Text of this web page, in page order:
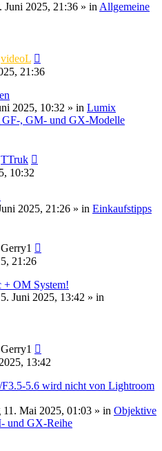
Juni 2025, 21:36 » in Allgemeine
videoL
21:36
2025, 10:32 » in Lumix
GF-, GM- und GX-Modelle
TTruk
10:32
2025, 21:26 » in Einkaufstipps
Gerry1
21:26
+ OM System!
Juni 2025, 13:42 » in
Gerry1
13:42
5.6 wird nicht von Lightroom
11. Mai 2025, 01:03 » in Objektive
und GX-Reihe